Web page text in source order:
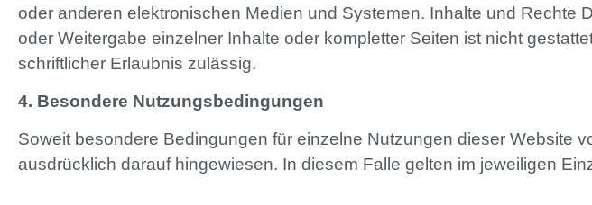
oder anderen elektronischen Medien und Systemen. Inhalte und Rechte
oder Weitergabe einzelner Inhalte oder kompletter Seiten ist nicht
schriftlicher Erlaubnis zulässig.
4. Besondere Nutzungsbedingungen
Soweit besondere Bedingungen für einzelne Nutzungen dieser Website
ausdrücklich darauf hingewiesen. In diesem Falle gelten im jeweiligen